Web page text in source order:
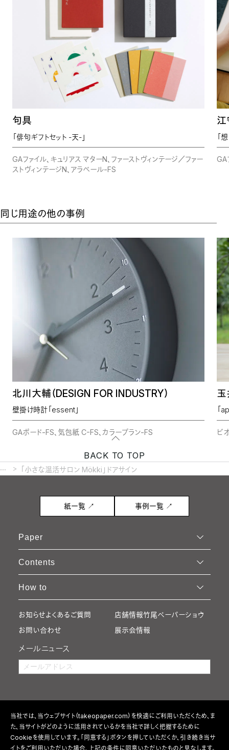
「俳句ギフトセット -天-」
句具
GAファイル、キュリアス マターN、ファーストヴィンテージ／ファー
ストヴィンテージN、アラベール-FS
「
江
GA
同じ用途の他の事例
壁掛け時計「essent」
北川大輔（DESIGN FOR INDUSTRY）
GAボード-FS、気包紙 C-FS、カラープラン-FS
玉
ビ
BACK TO TOP
... 「小さな温活サロン Mökki」ドアサイン
紙一覧 ↗ 事例一覧 ↗
Paper
Contents
How to
お知らせよくあるご質問
お問い合わせ
店舗情報竹尾ペーパーショウ
展示会情報
メールニュース
当社では、当ウェブサイト（takeopaper.com）を快適にご利用いただくため、ま
た、当サイトがどのように活用されているかを当社で詳しく把握するために
Cookieを使用しています。「同意する」ボタンを押していただくか、引き続き当サ
イトをご利用いただいた場合、上記の条件に同意いただいたものと見なします。